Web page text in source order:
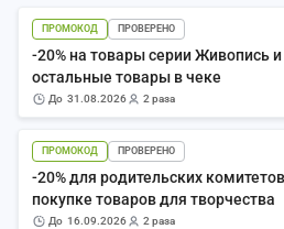
ПРОМОКОД ПРОВЕРЕНО
-20% на товары серии Живопись и
остальные товары в чеке
до 31.08.2026 2 раза
ПРОМОКОД ПРОВЕРЕНО
-20% для родительских
покупке товаров для творчества
до 16.09.2026 2 раза